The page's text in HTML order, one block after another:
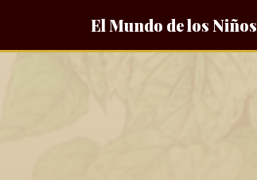
El Mundo de los Niños